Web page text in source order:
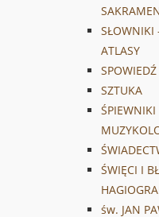
SŁOWNIKI
ATLASY
SPOWIEDŹ
SZTUKA
ŚWIĘCI I
św. JAN